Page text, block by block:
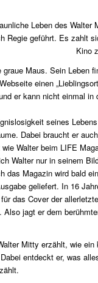
Leben des
Regie geführt. Es zahlt
Kino
Maus. Sein Leben
einen
er kann nicht einmal
seines
Dabei braucht er
Walter beim LIFE
Walter nur in seinem
das Magazin wird bald
geliefert. In 16
das Cover der
jagt er dem
Mitty erzählt, wie
entdeckt er, was